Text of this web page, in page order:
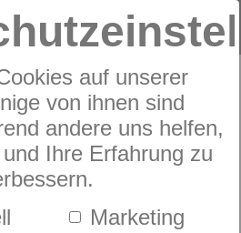
auf unserer
von ihnen sind
andere uns helfen,
Ihre Erfahrung zu
Marketing
N